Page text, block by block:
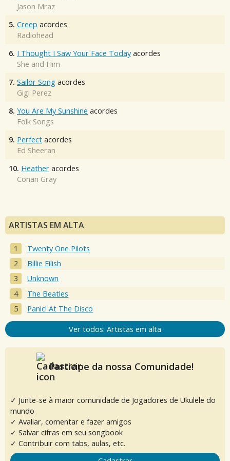
Jason Mraz
5. Creep acordes
Radiohead
6. I Thought I Saw Your Face Today acordes
She and Him
7. Sailor Song acordes
Gigi Perez
8. You Are My Sunshine acordes
Folk Songs
9. Perfect acordes
Ed Sheeran
10. Heather acordes
Conan Gray
ARTISTAS EM ALTA
Twenty One Pilots
Billie Eilish
Unknown
The Beatles
Panic! At The Disco
Ver todos: Artistas em alta
Participe da nossa Comunidade!
✓ Junte-se à maior comunidade de Jogadores de Ukulele do
mundo
✓ Avaliar, comentar e fazer amigos
✓ Salvar cifras em seu songbook
✓ Contribuir com tabs, aulas, etc.